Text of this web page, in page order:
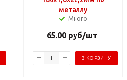
металлу
Много
65.00 руб/шт
В КОРЗИНУ